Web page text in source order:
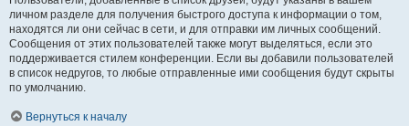
личном разделе для получения быстрого доступа к информации о том,
находятся ли они сейчас в сети, и для отправки им личных сообщений.
Сообщения от этих пользователей также могут выделяться, если это
поддерживается стилем конференции. Если вы добавили пользователей
в список недругов, то любые отправленные ими сообщения будут скрыты
по умолчанию.
Вернуться к началу